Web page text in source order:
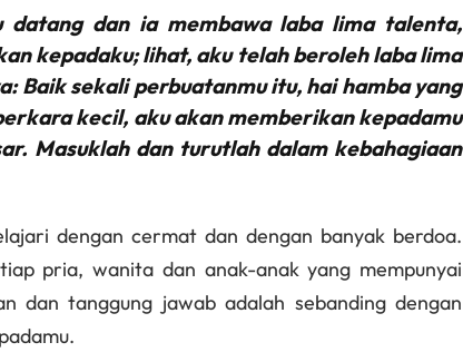
dan ia membawa laba lima talenta,
kepadaku; lihat, aku telah beroleh laba lima
Baik sekali perbuatanmu itu, hai hamba yang
kecil, aku akan memberikan kepadamu
Masuklah dan turutlah dalam kebahagiaan
dengan cermat dan dengan banyak berdoa.
pria, wanita dan anak-anak yang mempunyai
dan tanggung jawab adalah sebanding dengan